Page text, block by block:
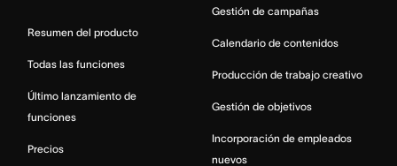
Resumen del producto
Todas las funciones
Último lanzamiento de
funciones
Precios
Gestión de campañas
Calendario de contenidos
Producción de trabajo creativo
Gestión de objetivos
Incorporación de empleados
nuevos